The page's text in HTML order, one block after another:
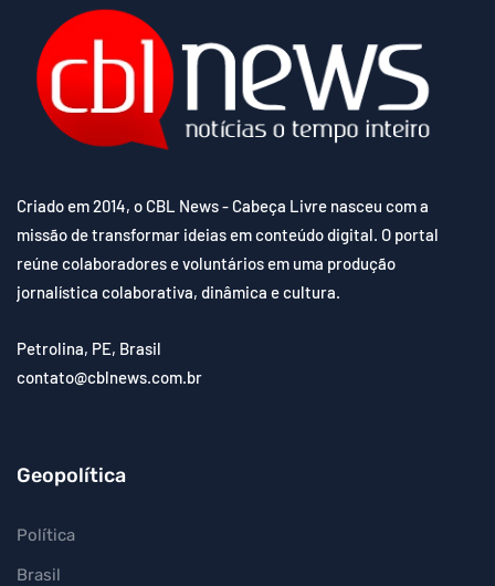
Criado em 2014, o CBL News - Cabeça Livre nasceu com a
missão de transformar ideias em conteúdo digital. O portal
reúne colaboradores e voluntários em uma produção
jornalística colaborativa, dinâmica e cultura.
Petrolina, PE, Brasil
contato@cblnews.com.br
Geopolítica
Política
Brasil